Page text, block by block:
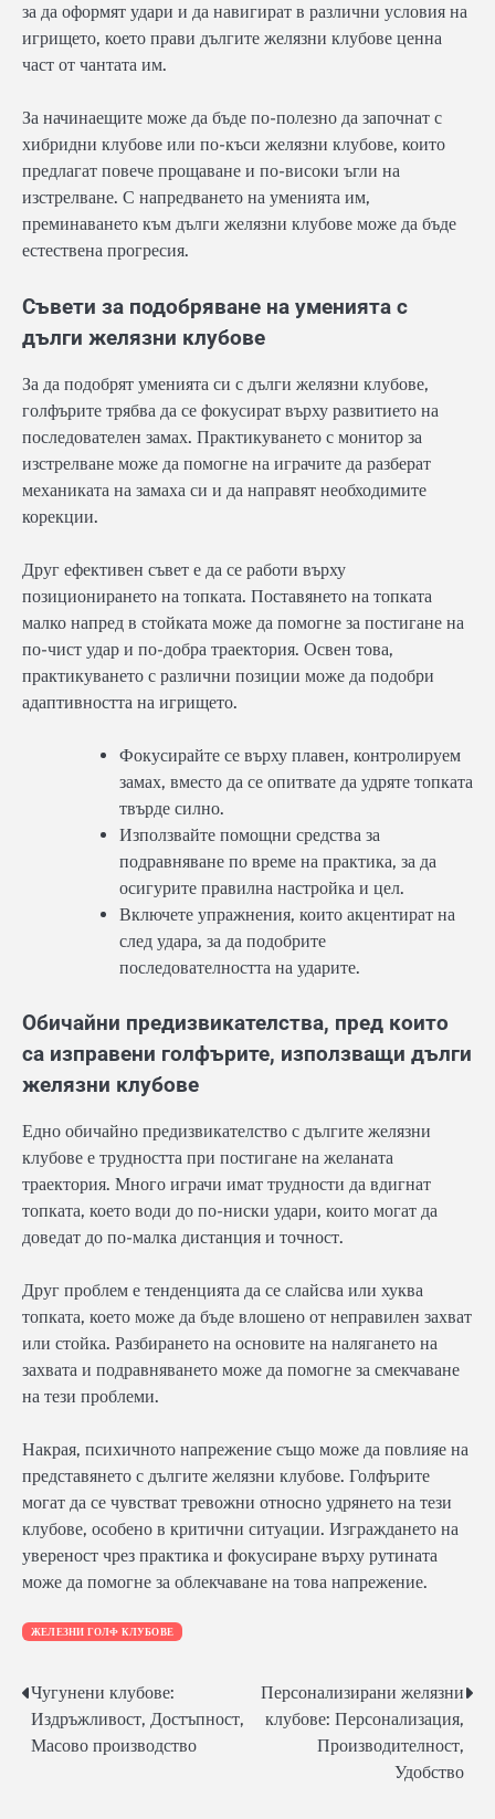
за да оформят удари и да навигират в различни условия на
игрището, което прави дългите желязни клубове ценна
част от чантата им.
За начинаещите може да бъде по-полезно да започнат с
хибридни клубове или по-къси желязни клубове, които
предлагат повече прощаване и по-високи ъгли на
изстрелване. С напредването на уменията им,
преминаването към дълги желязни клубове може да бъде
естествена прогресия.
Съвети за подобряване на уменията с
дълги желязни клубове
За да подобрят уменията си с дълги желязни клубове,
голфърите трябва да се фокусират върху развитието на
последователен замах. Практикуването с монитор за
изстрелване може да помогне на играчите да разберат
механиката на замаха си и да направят необходимите
корекции.
Друг ефективен съвет е да се работи върху
позиционирането на топката. Поставянето на топката
малко напред в стойката може да помогне за постигане на
по-чист удар и по-добра траектория. Освен това,
практикуването с различни позиции може да подобри
адаптивността на игрището.
Фокусирайте се върху плавен, контролируем
замах, вместо да се опитвате да удряте топката
твърде силно.
Използвайте помощни средства за
подравняване по време на практика, за да
осигурите правилна настройка и цел.
Включете упражнения, които акцентират на
след удара, за да подобрите
последователността на ударите.
Обичайни предизвикателства, пред които
са изправени голфърите, използващи дълги
желязни клубове
Едно обичайно предизвикателство с дългите желязни
клубове е трудността при постигане на желаната
траектория. Много играчи имат трудности да вдигнат
топката, което води до по-ниски удари, които могат да
доведат до по-малка дистанция и точност.
Друг проблем е тенденцията да се слайсва или хуква
топката, което може да бъде влошено от неправилен захват
или стойка. Разбирането на основите на налягането на
захвата и подравняването може да помогне за смекчаване
на тези проблеми.
Накрая, психичното напрежение също може да повлияе на
представянето с дългите желязни клубове. Голфърите
могат да се чувстват тревожни относно удрянето на тези
клубове, особено в критични ситуации. Изграждането на
увереност чрез практика и фокусиране върху рутината
може да помогне за облекчаване на това напрежение.
ЖЕЛЕЗНИ ГОЛФ КЛУБОВЕ
Post
navigation
Чугунени клубове:
Издръжливост, Достъпност,
Масово производство
Персонализирани желязни
клубове: Персонализация,
Производителност,
Удобство